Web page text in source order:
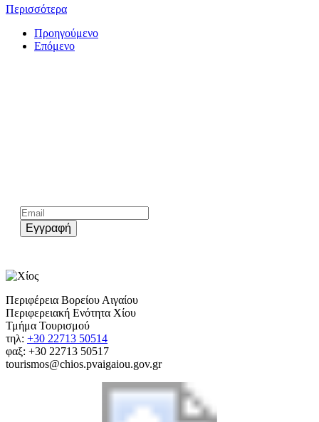
Περισσότερα
Προηγούμενο
Επόμενο
Εγγραφή
Περιφέρεια Βορείου Αιγαίου
Περιφερειακή Ενότητα Χίου
Τμήμα Τουρισμού
τηλ: +30 22713 50514
φαξ: +30 22713 50517
tourismos@chios.pvaigaiou.gov.gr